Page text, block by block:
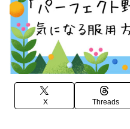
X Threads